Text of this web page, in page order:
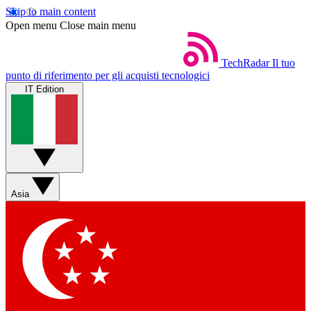
Skip to main content
Open menu Close main menu
TechRadar Il tuo
punto di riferimento per gli acquisti tecnologici
IT Edition
Asia